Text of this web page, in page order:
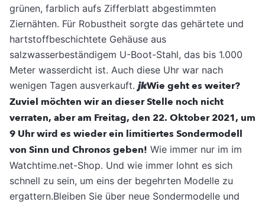
grünen, farblich aufs Zifferblatt abgestimmten
Ziernähten. Für Robustheit sorgte das gehärtete und
hartstoffbeschichtete Gehäuse aus
salzwasserbeständigem U-Boot-Stahl, das bis 1.000
Meter wasserdicht ist. Auch diese Uhr war nach
wenigen Tagen ausverkauft. jkWie geht es weiter?
Zuviel möchten wir an dieser Stelle noch nicht
verraten, aber am Freitag, den 22. Oktober 2021, um
9 Uhr wird es wieder ein limitiertes Sondermodell
von Sinn und Chronos geben! Wie immer nur im im
Watchtime.net-Shop. Und wie immer lohnt es sich
schnell zu sein, um eins der begehrten Modelle zu
ergattern.Bleiben Sie über neue Sondermodelle und